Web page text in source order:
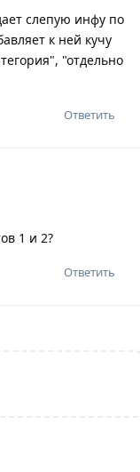
слепую инфу по
к ней кучу
"отдельно
Ответить
1 и 2?
Ответить